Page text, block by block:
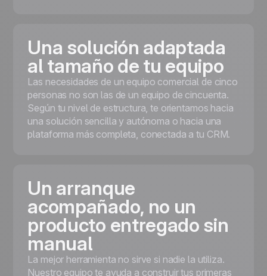
Una solución adaptada
al tamaño de tu equipo
Las necesidades de un equipo comercial de cinco
personas no son las de un equipo de cincuenta.
Según tu nivel de estructura, te orientamos hacia
una solución sencilla y autónoma o hacia una
plataforma más completa, conectada a tu CRM.
Un arranque
acompañado, no un
producto entregado sin
manual
La mejor herramienta no sirve si nadie la utiliza.
Nuestro equipo te ayuda a construir tus primeras